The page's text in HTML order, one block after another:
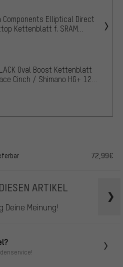
Components Elliptical Direct
Kettenblatt f. SRAM
Road
Oval Boost Kettenblatt
Cinch / Shimano HG+ 12-
72,99€
ARTIKEL
Deine Meinung!